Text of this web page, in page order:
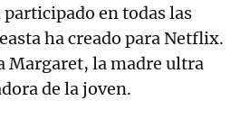
participado en todas las
ha creado para Netflix.
Margaret, la madre ultra
de la joven.